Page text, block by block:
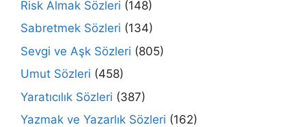
Risk Almak Sözleri (148)
Sabretmek Sözleri (134)
Sevgi ve Aşk Sözleri (805)
Umut Sözleri (458)
Yaratıcılık Sözleri (387)
Yazmak ve Yazarlık Sözleri (162)